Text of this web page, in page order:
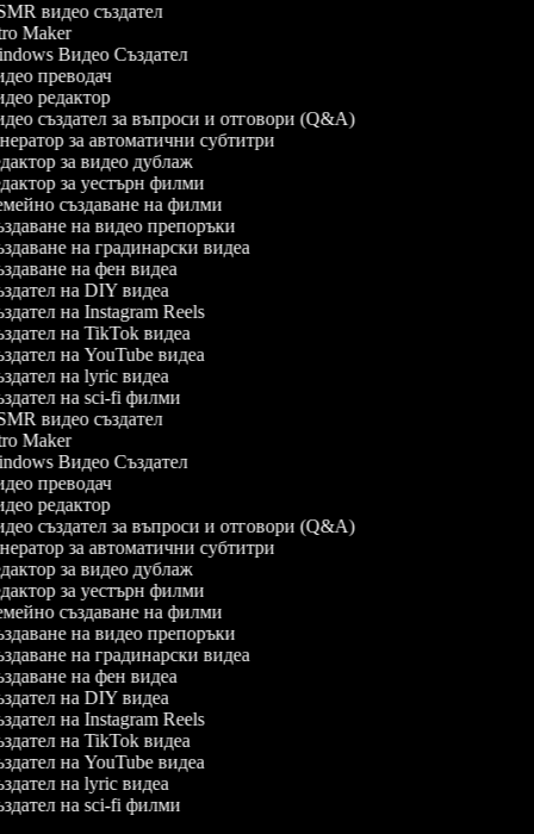
видео създател
Maker
Видео Създател
преводач
редактор
създател за въпроси и отговори (Q&A)
за автоматични субтитри
за видео дублаж
за уестърн филми
създаване на филми
на видео препоръки
на градинарски видеа
на фен видеа
на DIY видеа
на Instagram Reels
на TikTok видеа
на YouTube видеа
на lyric видеа
на sci-fi филми
видео създател
Maker
Видео Създател
преводач
редактор
създател за въпроси и отговори (Q&A)
за автоматични субтитри
за видео дублаж
за уестърн филми
създаване на филми
на видео препоръки
на градинарски видеа
на фен видеа
на DIY видеа
на Instagram Reels
на TikTok видеа
на YouTube видеа
на lyric видеа
на sci-fi филми